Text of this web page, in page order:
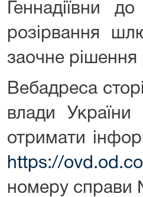
Геннадіївни
розірвання
заочне рішення
Вебадреса
влади
отримати
https://
номеру